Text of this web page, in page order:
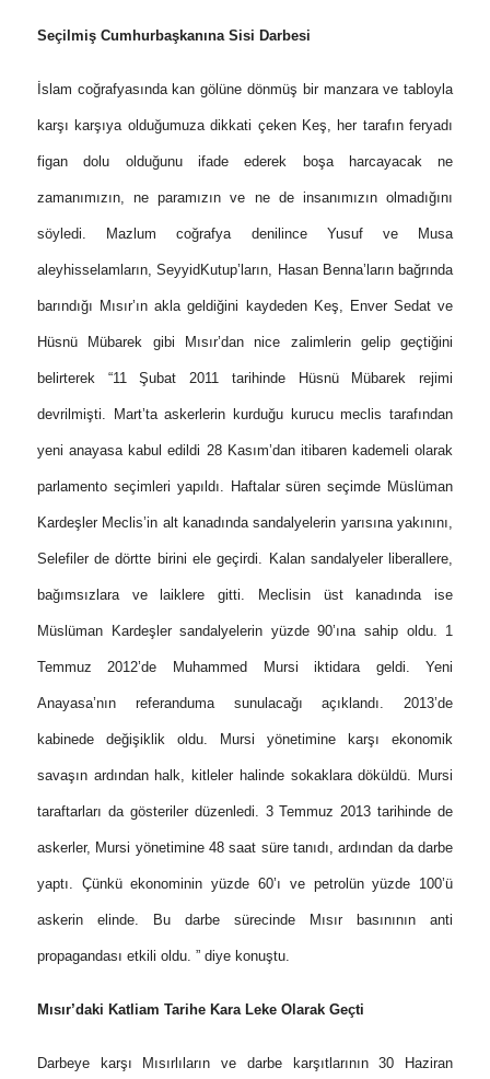
Seçilmiş Cumhurbaşkanına Sisi Darbesi
İslam coğrafyasında kan gölüne dönmüş bir manzara ve tabloyla
karşı karşıya olduğumuza dikkati çeken Keş, her tarafın feryadı
figan dolu olduğunu ifade ederek boşa harcayacak ne
zamanımızın, ne paramızın ve ne de insanımızın olmadığını
söyledi. Mazlum coğrafya denilince Yusuf ve Musa
aleyhisselamların, SeyyidKutup’ların, Hasan Benna’ların bağrında
barındığı Mısır’ın akla geldiğini kaydeden Keş, Enver Sedat ve
Hüsnü Mübarek gibi Mısır’dan nice zalimlerin gelip geçtiğini
belirterek “11 Şubat 2011 tarihinde Hüsnü Mübarek rejimi
devrilmişti. Mart’ta askerlerin kurduğu kurucu meclis tarafından
yeni anayasa kabul edildi 28 Kasım’dan itibaren kademeli olarak
parlamento seçimleri yapıldı. Haftalar süren seçimde Müslüman
Kardeşler Meclis’in alt kanadında sandalyelerin yarısına yakınını,
Selefiler de dörtte birini ele geçirdi. Kalan sandalyeler liberallere,
bağımsızlara ve laiklere gitti. Meclisin üst kanadında ise
Müslüman Kardeşler sandalyelerin yüzde 90’ına sahip oldu. 1
Temmuz 2012’de Muhammed Mursi iktidara geldi. Yeni
Anayasa’nın referanduma sunulacağı açıklandı. 2013’de
kabinede değişiklik oldu. Mursi yönetimine karşı ekonomik
savaşın ardından halk, kitleler halinde sokaklara döküldü. Mursi
taraftarları da gösteriler düzenledi. 3 Temmuz 2013 tarihinde de
askerler, Mursi yönetimine 48 saat süre tanıdı, ardından da darbe
yaptı. Çünkü ekonominin yüzde 60’ı ve petrolün yüzde 100’ü
askerin elinde. Bu darbe sürecinde Mısır basınının anti
propagandası etkili oldu. ” diye konuştu.
Mısır’daki Katliam Tarihe Kara Leke Olarak Geçti
Darbeye karşı Mısırlıların ve darbe karşıtlarının 30 Haziran